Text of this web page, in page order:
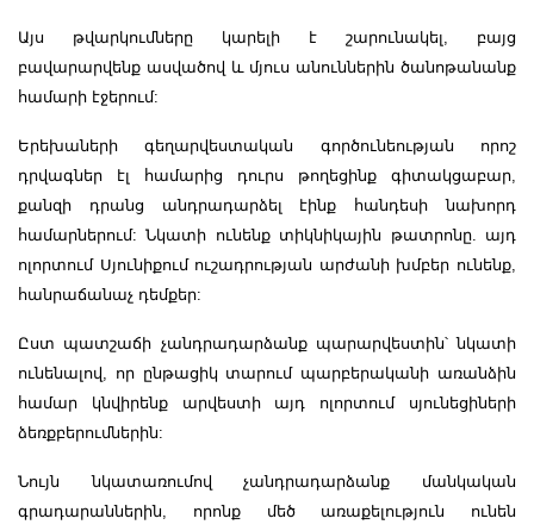
Այս թվարկումները կարելի է շարունակել, բայց
բավարարվենք ասվածով և մյուս անուններին ծանոթանանք
համարի էջերում:
Երեխաների գեղարվեստական գործունեության որոշ
դրվագներ էլ համարից դուրս թողեցինք գիտակցաբար,
քանզի դրանց անդրադարձել էինք հանդեսի նախորդ
համարներում: Նկատի ունենք տիկնիկային թատրոնը. այդ
ոլորտում Սյունիքում ուշադրության արժանի խմբեր ունենք,
հանրաճանաչ դեմքեր:
Ըստ պատշաճի չանդրադարձանք պարարվեստին՝ նկատի
ունենալով, որ ընթացիկ տարում պարբերականի առանձին
համար կնվիրենք արվեստի այդ ոլորտում սյունեցիների
ձեռքբերումներին:
Նույն նկատառումով չանդրադարձանք մանկական
գրադարաններին, որոնք մեծ առաքելություն ունեն